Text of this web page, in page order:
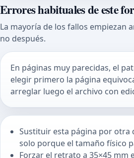
Errores habituales de este
La mayoría de los fallos empiezan
no después.
En páginas muy parecidas, el
elegir primero la página
arreglar luego el archivo con
Sustituir esta página por otra
solo porque el tamaño físico
Forzar el retrato a 35×45 mm